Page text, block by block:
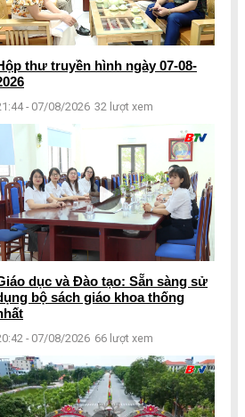
thư truyền hình ngày 07-08-
- 07/08/2026 32 lượt xem
dục và Đào tạo: Sẵn sàng sử
bộ sách giáo khoa thống
- 07/08/2026 66 lượt xem